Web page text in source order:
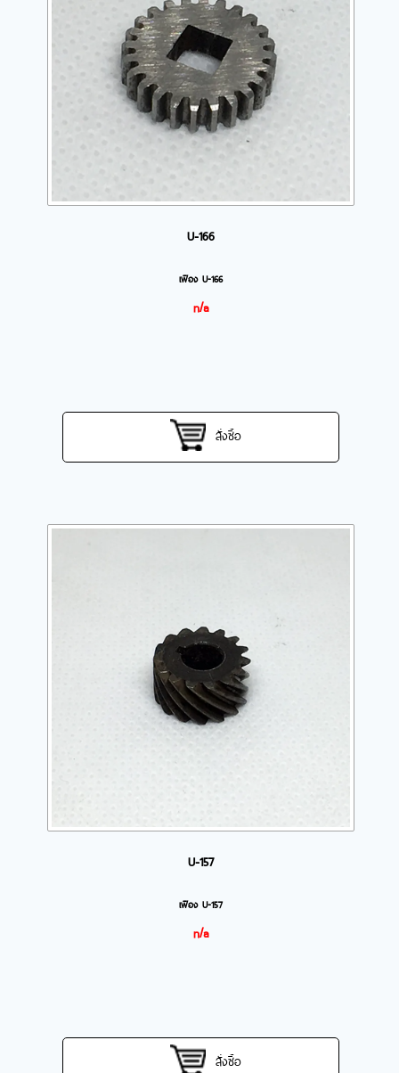
U-166
เฟือง U-166
n/a
สั่งซื้อ
U-157
เฟือง U-157
n/a
สั่งซื้อ